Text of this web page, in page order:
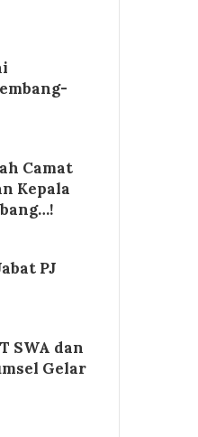
Camat
Kepala
PJ
SWA dan
Gelar